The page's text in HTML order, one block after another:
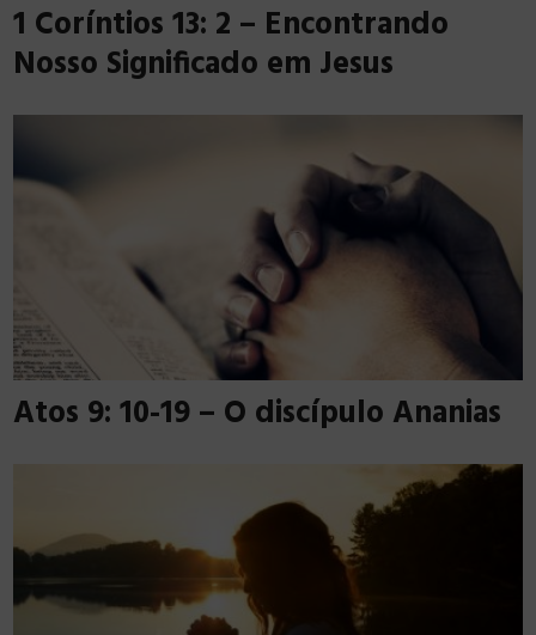
1 Coríntios 13: 2 – Encontrando
Nosso Significado em Jesus
Atos 9: 10-19 – O discípulo Ananias